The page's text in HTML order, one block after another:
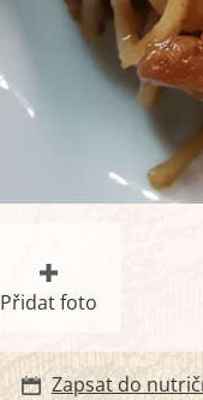
Přidat foto
Zapsat do